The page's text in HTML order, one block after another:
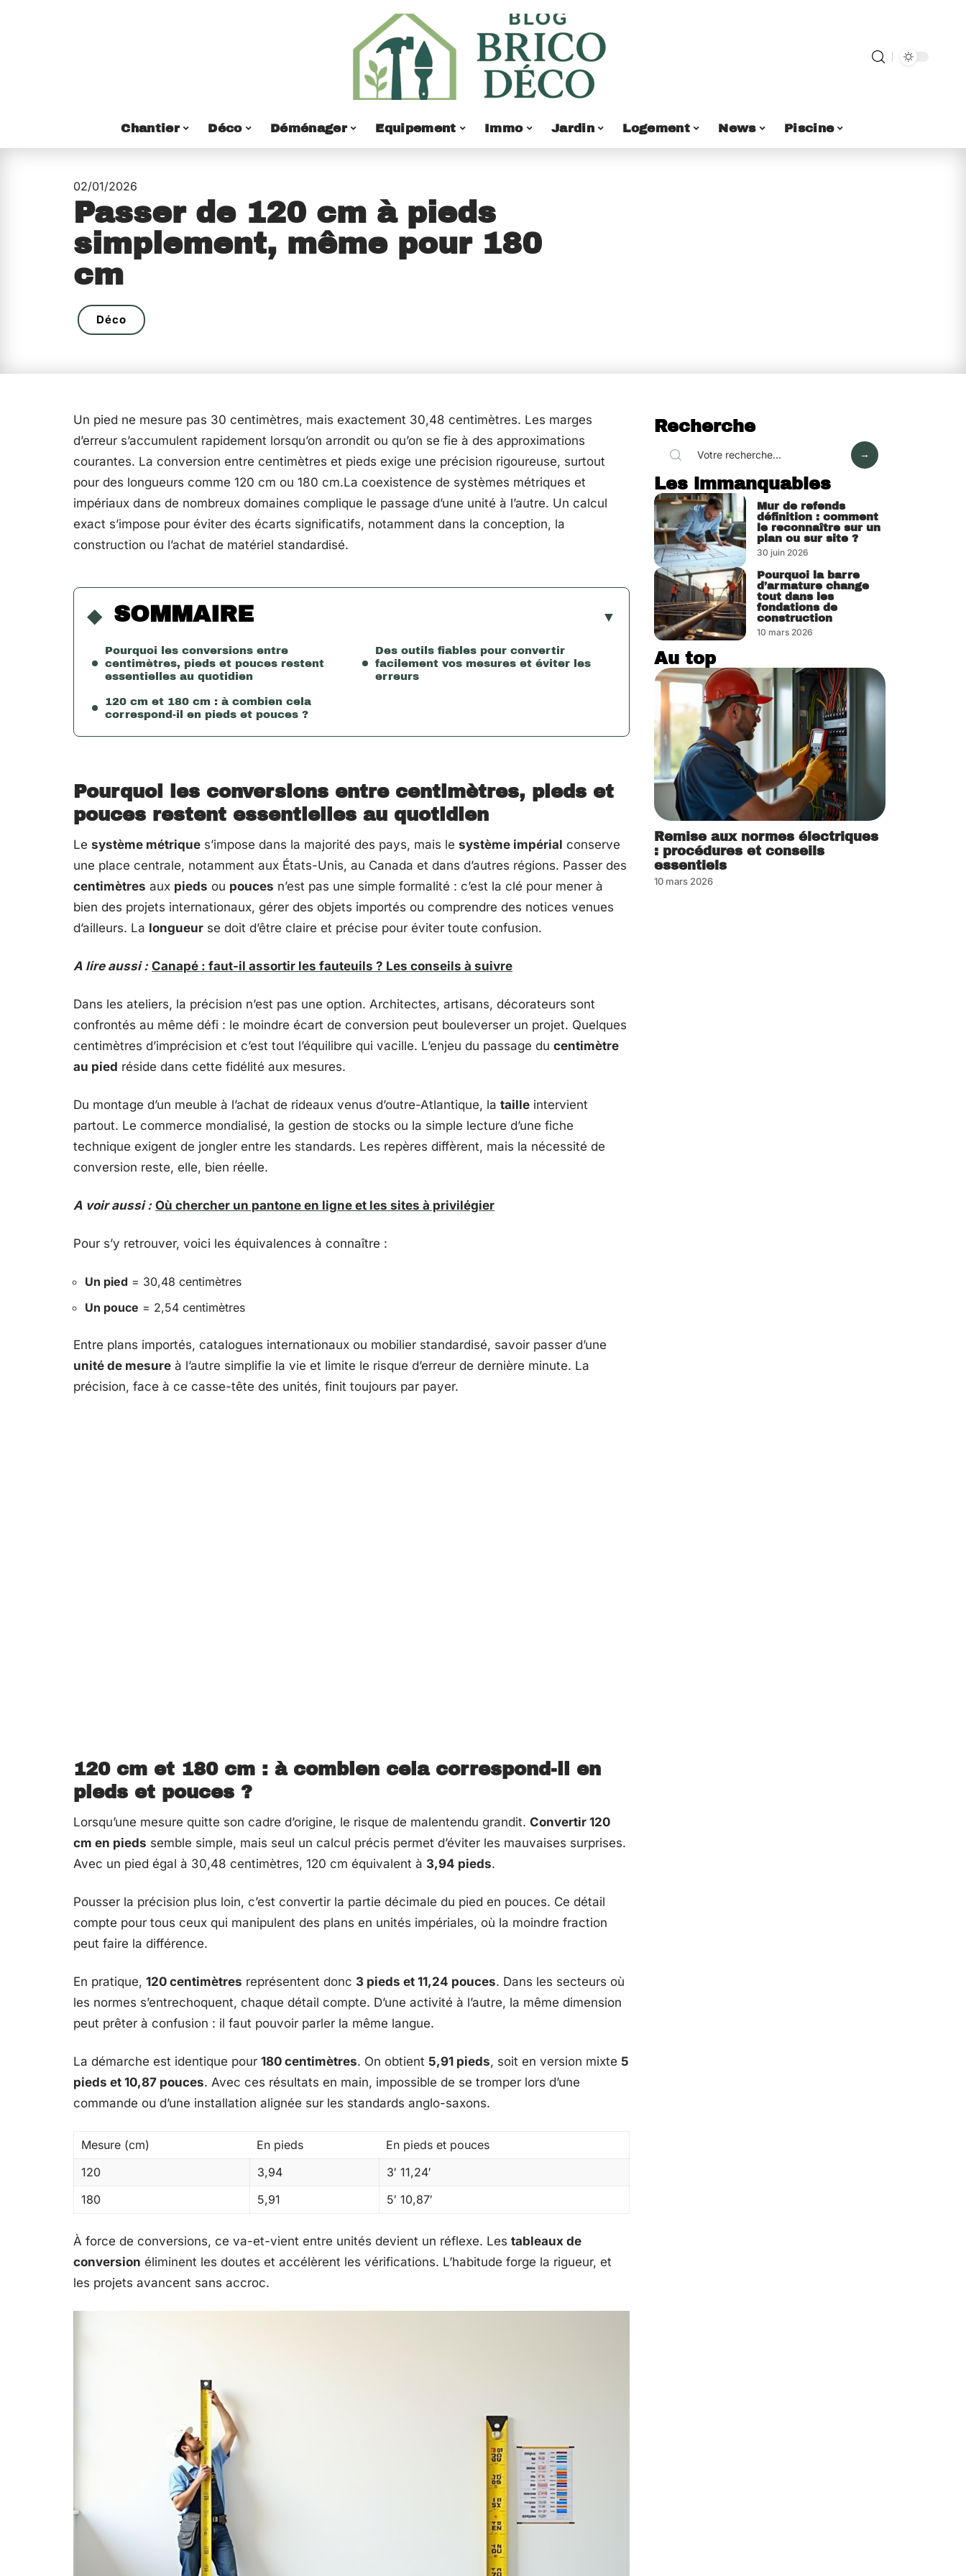
Chantier Déco Déménager Equipement Immo Jardin Logement News Piscine
02/01/2026
Passer de 120 cm à pieds
simplement, même pour 180
cm
Déco
Un pied ne mesure pas 30 centimètres, mais exactement 30,48 centimètres. Les marges
d’erreur s’accumulent rapidement lorsqu’on arrondit ou qu’on se fie à des approximations
courantes. La conversion entre centimètres et pieds exige une précision rigoureuse, surtout
pour des longueurs comme 120 cm ou 180 cm.La coexistence de systèmes métriques et
impériaux dans de nombreux domaines complique le passage d’une unité à l’autre. Un calcul
exact s’impose pour éviter des écarts significatifs, notamment dans la conception, la
construction ou l’achat de matériel standardisé.
SOMMAIRE
Pourquoi les conversions entre
centimètres, pieds et pouces restent
essentielles au quotidien
120 cm et 180 cm : à combien cela
correspond-il en pieds et pouces ?
Des outils fiables pour convertir
facilement vos mesures et éviter les
erreurs
Pourquoi les conversions entre centimètres, pieds et
pouces restent essentielles au quotidien
Le système métrique s’impose dans la majorité des pays, mais le système impérial conserve
une place centrale, notamment aux États-Unis, au Canada et dans d’autres régions. Passer des
centimètres aux pieds ou pouces n’est pas une simple formalité : c’est la clé pour mener à
bien des projets internationaux, gérer des objets importés ou comprendre des notices venues
d’ailleurs. La longueur se doit d’être claire et précise pour éviter toute confusion.
A lire aussi : Canapé : faut-il assortir les fauteuils ? Les conseils à suivre
Dans les ateliers, la précision n’est pas une option. Architectes, artisans, décorateurs sont
confrontés au même défi : le moindre écart de conversion peut bouleverser un projet. Quelques
centimètres d’imprécision et c’est tout l’équilibre qui vacille. L’enjeu du passage du centimètre
au pied réside dans cette fidélité aux mesures.
Du montage d’un meuble à l’achat de rideaux venus d’outre-Atlantique, la taille intervient
partout. Le commerce mondialisé, la gestion de stocks ou la simple lecture d’une fiche
technique exigent de jongler entre les standards. Les repères diffèrent, mais la nécessité de
conversion reste, elle, bien réelle.
A voir aussi : Où chercher un pantone en ligne et les sites à privilégier
Pour s’y retrouver, voici les équivalences à connaître :
Un pied = 30,48 centimètres
Un pouce = 2,54 centimètres
Entre plans importés, catalogues internationaux ou mobilier standardisé, savoir passer d’une
unité de mesure à l’autre simplifie la vie et limite le risque d’erreur de dernière minute. La
précision, face à ce casse-tête des unités, finit toujours par payer.
120 cm et 180 cm : à combien cela correspond-il en
pieds et pouces ?
Lorsqu’une mesure quitte son cadre d’origine, le risque de malentendu grandit. Convertir 120
cm en pieds semble simple, mais seul un calcul précis permet d’éviter les mauvaises surprises.
Avec un pied égal à 30,48 centimètres, 120 cm équivalent à 3,94 pieds.
Pousser la précision plus loin, c’est convertir la partie décimale du pied en pouces. Ce détail
compte pour tous ceux qui manipulent des plans en unités impériales, où la moindre fraction
peut faire la différence.
En pratique, 120 centimètres représentent donc 3 pieds et 11,24 pouces. Dans les secteurs où
les normes s’entrechoquent, chaque détail compte. D’une activité à l’autre, la même dimension
peut prêter à confusion : il faut pouvoir parler la même langue.
La démarche est identique pour 180 centimètres. On obtient 5,91 pieds, soit en version mixte 5
pieds et 10,87 pouces. Avec ces résultats en main, impossible de se tromper lors d’une
commande ou d’une installation alignée sur les standards anglo-saxons.
Mesure (cm) En pieds
En pieds et pouces
120
3,94
3′ 11,24′
180
5,91 5′ 10,87′
À force de conversions, ce va-et-vient entre unités devient un réflexe. Les tableaux de
conversion éliminent les doutes et accélèrent les vérifications. L’habitude forge la rigueur, et
les projets avancent sans accroc.
Recherche
Les immanquables
Mur de refends
définition : comment
le reconnaître sur un
plan ou sur site ?
30 juin 2026
Pourquoi la barre
d’armature change
tout dans les
fondations de
construction
10 mars 2026
Au top
Remise aux normes électriques
: procédures et conseils
essentiels
10 mars 2026